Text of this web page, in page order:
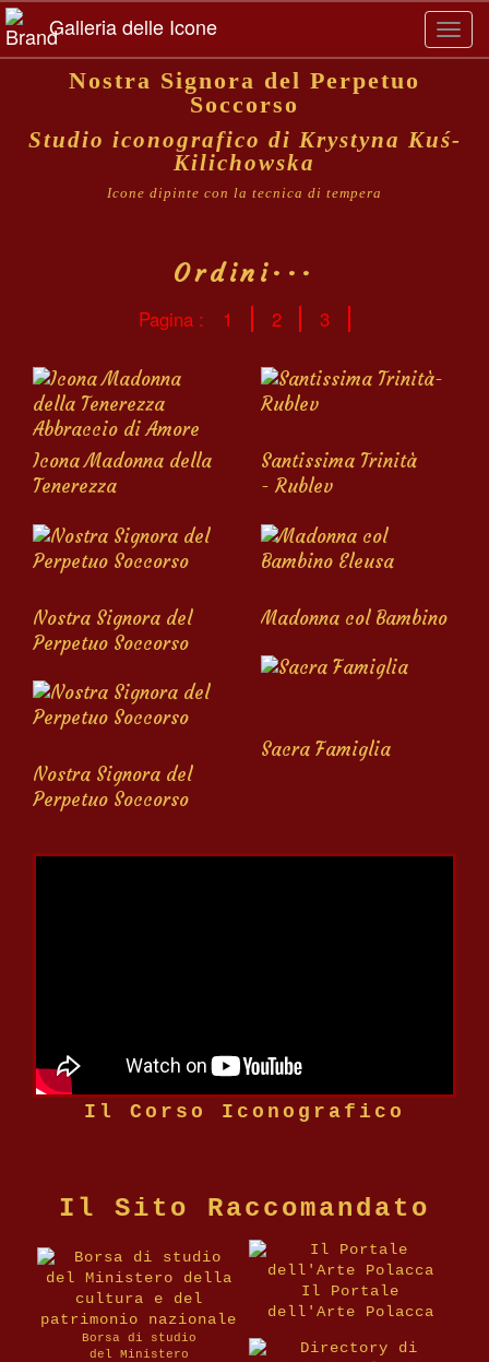
Galleria delle Icone
Nostra Signora del Perpetuo
Soccorso
Studio iconografico di Krystyna Kuś-
Kilichowska
Icone dipinte con la tecnica di tempera
Ordini···
Pagina : 1 2 3
Icona Madonna della
Tenerezza
Nostra Signora del
Perpetuo Soccorso
Nostra Signora del
Perpetuo Soccorso
Santissima Trinità
- Rublev
Madonna col Bambino
Sacra Famiglia
Il Corso Iconografico
Il Sito Raccomandato
Borsa di studio
del Ministero
Il Portale
dell'Arte Polacca